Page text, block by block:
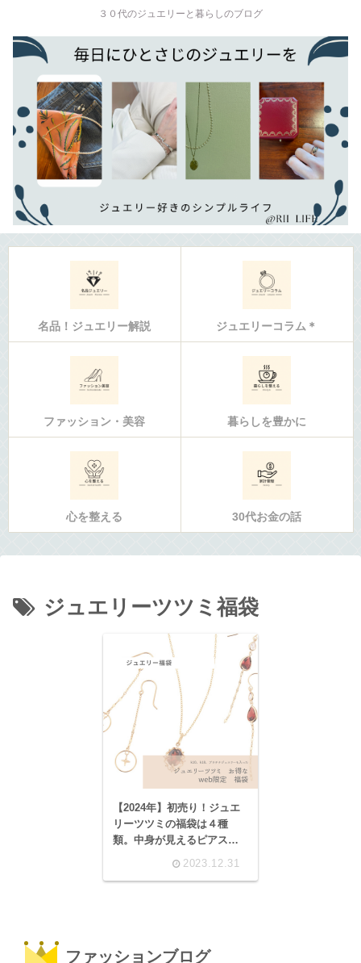
３０代のジュエリーと暮らしのブログ
名品！ジュエリー解説 ジュエリーコラム＊
ファッション・美容 暮らしを豊かに
心を整える 30代お金の話
ジュエリーツツミ福袋
【2024年】初売り！ジュエ
リーツツミの福袋は４種
類。中身が見えるピアスや
2023.12.31
ファッションブログ